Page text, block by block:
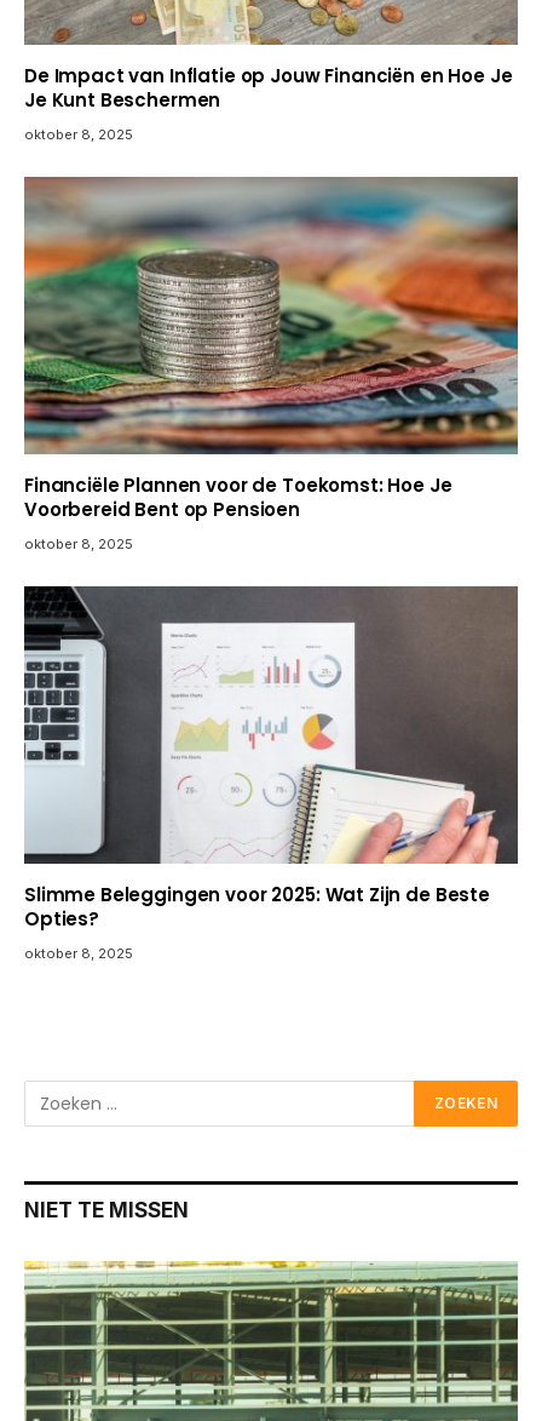
De Impact van Inflatie op Jouw Financiën en Hoe Je
Je Kunt Beschermen
oktober 8, 2025
Financiële Plannen voor de Toekomst: Hoe Je
Voorbereid Bent op Pensioen
oktober 8, 2025
Slimme Beleggingen voor 2025: Wat Zijn de Beste
Opties?
oktober 8, 2025
NIET TE MISSEN